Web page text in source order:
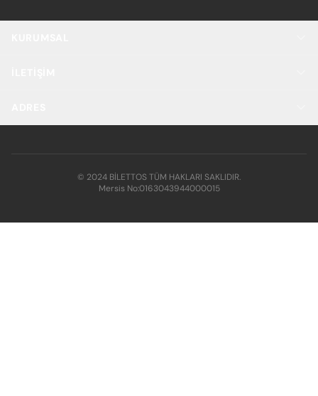
© 2024 BİLETTOS TÜM HAKLARI SAKLIDIR.
Mersis No:0163043944000015